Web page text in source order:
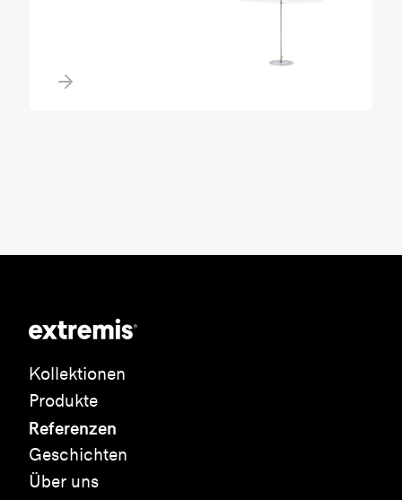
Kollektionen
Produkte
Referenzen
Geschichten
Über uns